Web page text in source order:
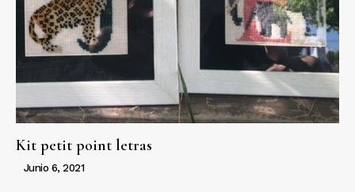
Kit petit point letras
Junio 6, 2021